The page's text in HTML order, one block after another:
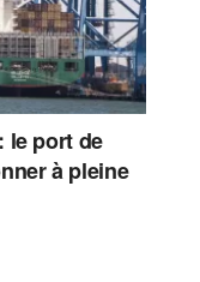
le port de
à pleine